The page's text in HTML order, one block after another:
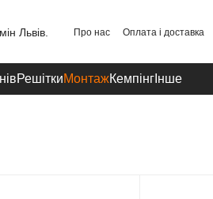
Про нас Оплата і доставка
РешіткиМонтажКемпінг Інше